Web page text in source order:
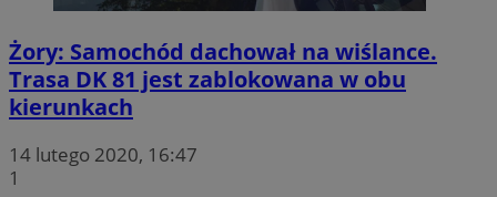
Żory: Samochód dachował na wiślance.
Trasa DK 81 jest zablokowana w obu
kierunkach
14 lutego 2020, 16:47
1